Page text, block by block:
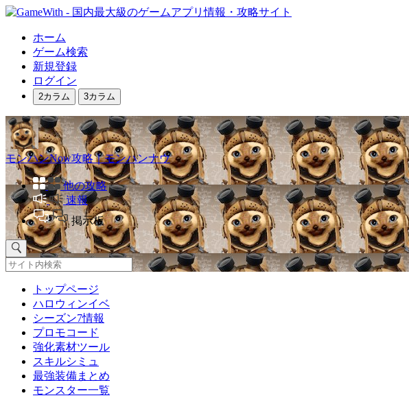
ホーム
ゲーム検索
新規登録
ログイン
2カラム 3カラム
モンハンNow攻略｜モンハンナウ
他の攻略
速報
掲示板
トップページ
ハロウィンイベ
シーズン7情報
プロモコード
強化素材ツール
スキルシミュ
最強装備まとめ
モンスター一覧